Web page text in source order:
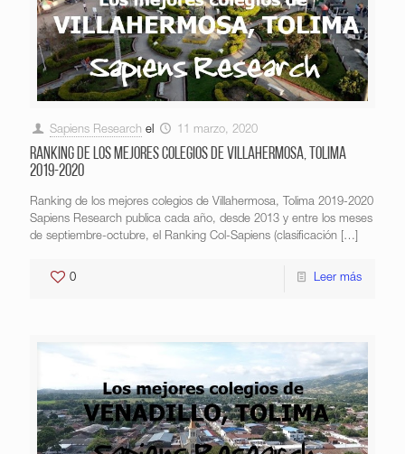
Sapiens Research el 11 marzo, 2020
Ranking de los mejores colegios de Villahermosa, Tolima
2019-2020
Ranking de los mejores colegios de Villahermosa, Tolima 2019-2020
Sapiens Research publica cada año, desde 2013 y entre los meses
de septiembre-octubre, el Ranking Col-Sapiens (clasificación […]
0 Leer más